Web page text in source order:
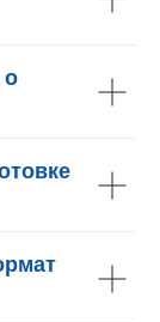
о